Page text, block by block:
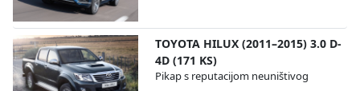
TOYOTA HILUX (2011–2015) 3.0 D-
4D (171 KS)
Pikap s reputacijom neuništivog